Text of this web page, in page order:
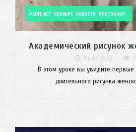
PAINT.NET КОНКУРС НОВОСТИ PHOTOSHOP
Академический рисунок
01.01.1970
В этом уроке вы увидите
длительного рисунка